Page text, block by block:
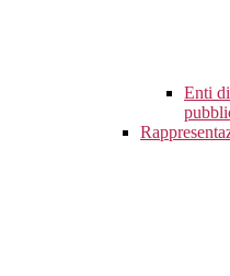
Enti